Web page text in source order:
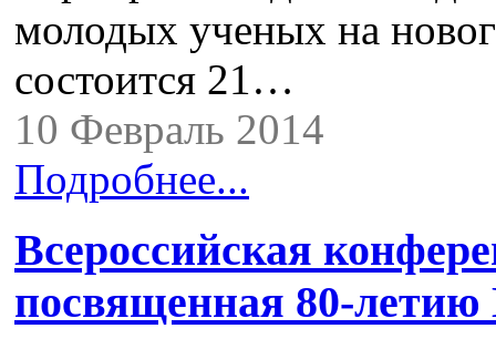
молодых ученых на
состоится 21…
10 Февраль 2014
Подробнее...
Всероссийская
посвященная 80-летию